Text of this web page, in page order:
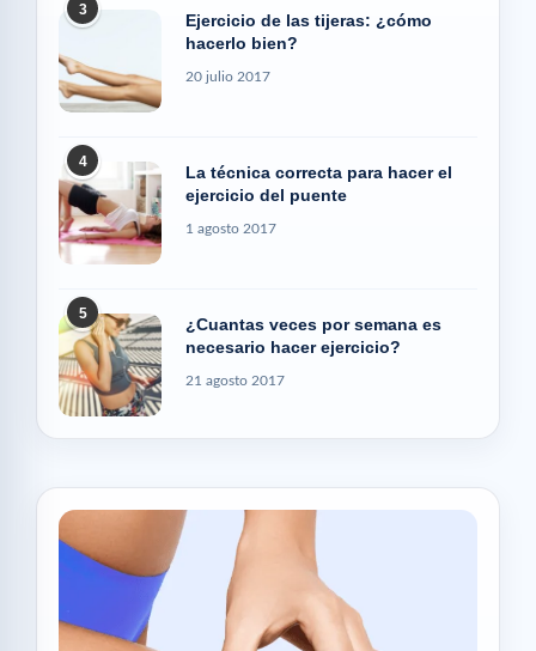
3
Ejercicio de las tijeras: ¿cómo
hacerlo bien?
20 julio 2017
4
La técnica correcta para hacer el
ejercicio del puente
1 agosto 2017
5
¿Cuantas veces por semana es
necesario hacer ejercicio?
21 agosto 2017